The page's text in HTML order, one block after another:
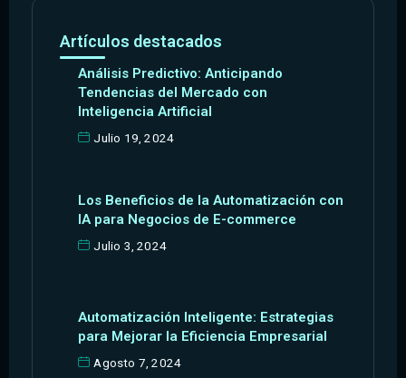
Artículos destacados
Análisis Predictivo: Anticipando
Tendencias del Mercado con
Inteligencia Artificial
Julio 19, 2024
Los Beneficios de la Automatización con
IA para Negocios de E-commerce
Julio 3, 2024
Automatización Inteligente: Estrategias
para Mejorar la Eficiencia Empresarial
Agosto 7, 2024